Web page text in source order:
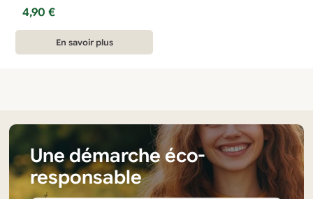
page
produit
4,90€
En savoir plus
Une démarche éco-
responsable